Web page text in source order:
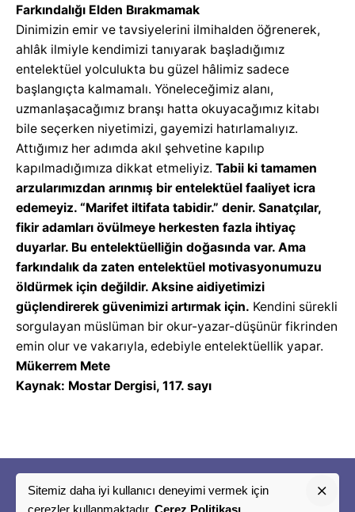
Farkındalığı Elden Bırakmamak
Dinimizin emir ve tavsiyelerini ilmihalden öğrenerek,
ahlâk ilmiyle kendimizi tanıyarak başladığımız
entelektüel yolculukta bu güzel hâlimiz sadece
başlangıçta kalmamalı. Yöneleceğimiz alanı,
uzmanlaşacağımız branşı hatta okuyacağımız kitabı
bile seçerken niyetimizi, gayemizi hatırlamalıyız.
Attığımız her adımda akıl şehvetine kapılıp
kapılmadığımıza dikkat etmeliyiz. Tabii ki tamamen
arzularımızdan arınmış bir entelektüel faaliyet icra
edemeyiz. “Marifet iltifata tabidir.” denir. Sanatçılar,
fikir adamları övülmeye herkesten fazla ihtiyaç
duyarlar. Bu entelektüelliğin doğasında var. Ama
farkındalık da zaten entelektüel motivasyonumuzu
öldürmek için değildir. Aksine aidiyetimizi
güçlendirerek güvenimizi artırmak için. Kendini sürekli
sorgulayan müslüman bir okur-yazar-düşünür fikrinden
emin olur ve vakarıyla, edebiyle entelektüellik yapar.
Mükerrem Mete
Kaynak: Mostar Dergisi, 117. sayı
"
Sitemiz daha iyi kullanıcı deneyimi vermek için
çerezler kullanmaktadır. Çerez Politikası